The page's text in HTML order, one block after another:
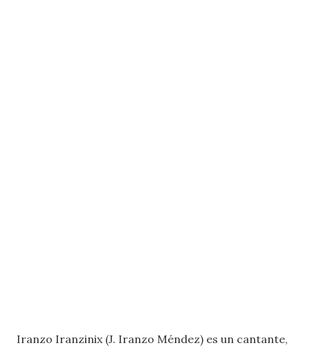
Iranzo Iranzinix (J. Iranzo Méndez) es un cantante,